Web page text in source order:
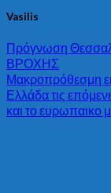
Vasilis
Πρόγνωση
ΒΡΟΧΗΣ
Μακροπρόθεσμη
Ελλάδα τις
και το ευρωπαικο